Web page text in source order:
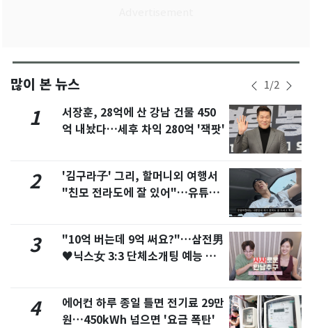
많이 본 뉴스 1/2
1
서장훈, 28억에 산 강남 건물 450
억 내놨다…세후 차익 280억 '잭팟'
2
'김구라子' 그리, 할머니외 여행서
"친모 전라도에 잘 있어"…유튜브
3
"10억 버는데 9억 써요?"…삼전男
♥닉스女 3:3 단체소개팅 예능 화
4
에어컨 하루 종일 틀면 전기료 29만
원…450kWh 넘으면 '요금 폭탄'